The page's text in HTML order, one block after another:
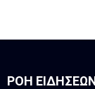
ΡΟΉ